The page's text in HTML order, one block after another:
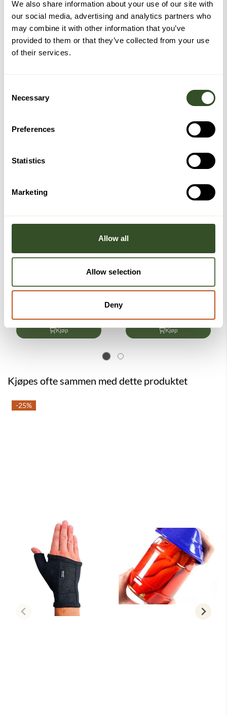
We also share information about your use of our site with
our social media, advertising and analytics partners who
may combine it with other information that you’ve
provided to them or that they’ve collected from your use
of their services.
Selection
Necessary
Preferences
Statistics
Marketing
Allow all
Allow selection
Deny
Letti 3 hjuls rullator
Kjøp
ALLÉ lett rullator
Kjøp
Kjøpes ofte sammen med dette produktet
-25%